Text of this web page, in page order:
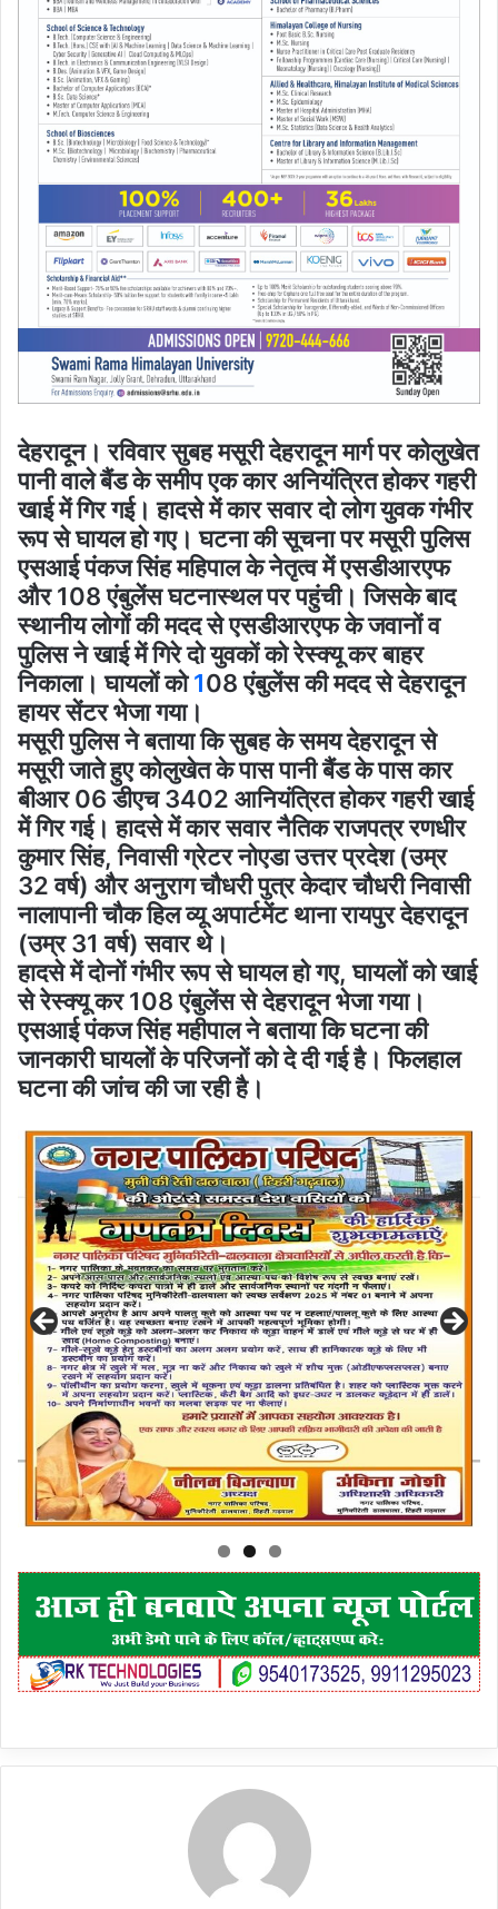
देहरादून। रविवार सुबह मसूरी देहरादून मार्ग पर कोलुखेत
पानी वाले बैंड के समीप एक कार अनियंत्रित होकर गहरी
खाई में गिर गई। हादसे में कार सवार दो लोग युवक गंभीर
रूप से घायल हो गए। घटना की सूचना पर मसूरी पुलिस
एसआई पंकज सिंह महिपाल के नेतृत्व में एसडीआरएफ
और 108 एंबुलेंस घटनास्थल पर पहुंची। जिसके बाद
स्थानीय लोगों की मदद से एसडीआरएफ के जवानों व
पुलिस ने खाई में गिरे दो युवकों को रेस्क्यू कर बाहर
निकाला। घायलों को108 एंबुलेंस की मदद से देहरादून
हायर सेंटर भेजा गया।
मसूरी पुलिस ने बताया कि सुबह के समय देहरादून से
मसूरी जाते हुए कोलुखेत के पास पानी बैंड के पास कार
बीआर 06 डीएच 3402 आनियंत्रित होकर गहरी खाई
में गिर गई। हादसे में कार सवार नैतिक राजपत्र रणधीर
कुमार सिंह, निवासी ग्रेटर नोएडा उत्तर प्रदेश (उम्र
32 वर्ष) और अनुराग चौधरी पुत्र केदार चौधरी निवासी
नालापानी चौक हिल व्यू अपार्टमेंट थाना रायपुर देहरादून
(उम्र 31 वर्ष) सवार थे।
हादसे में दोनों गंभीर रूप से घायल हो गए, घायलों को खाई
से रेस्क्यू कर 108 एंबुलेंस से देहरादून भेजा गया।
एसआई पंकज सिंह महीपाल ने बताया कि घटना की
जानकारी घायलों के परिजनों को दे दी गई है। फिलहाल
घटना की जांच की जा रही है।